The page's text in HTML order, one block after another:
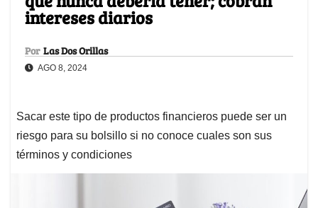
intereses diarios
Por Las Dos Orillas
AGO 8, 2024
Sacar este tipo de productos financieros puede ser un
riesgo para su bolsillo si no conoce cuales son sus
términos y condiciones